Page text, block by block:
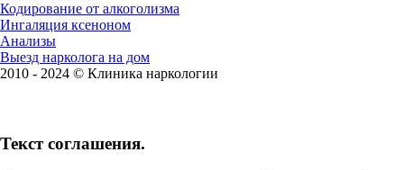
Кодирование от алкоголизма
Ингаляция ксеноном
Анализы
Выезд нарколога на дом
2010 - 2024 © Клиника наркологии
Текст соглашения.